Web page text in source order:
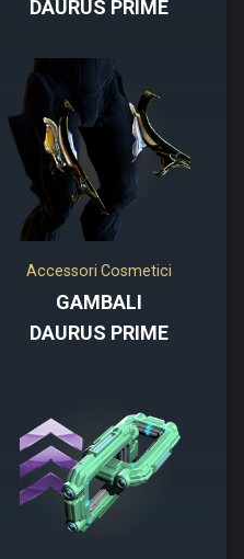
DAURUS PRIME
Accessori Cosmetici
GAMBALI
DAURUS PRIME